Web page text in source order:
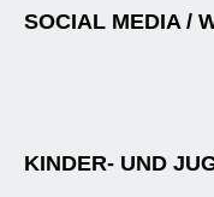
SOCIAL MEDIA /
KINDER- UND